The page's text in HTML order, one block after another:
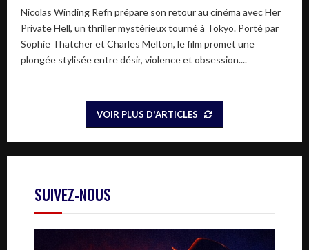
Nicolas Winding Refn prépare son retour au cinéma avec Her
Private Hell, un thriller mystérieux tourné à Tokyo. Porté par
Sophie Thatcher et Charles Melton, le film promet une
plongée stylisée entre désir, violence et obsession....
VOIR PLUS D'ARTICLES
SUIVEZ-NOUS